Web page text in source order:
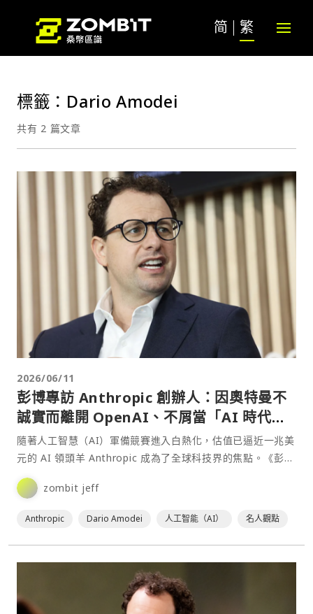
简 繁
標籤：Dario Amodei
共有 2 篇文章
2026/06/11
彭博專訪 Anthropic 創辦人：因奧特曼不
誠實而離開 OpenAI、不屑當「AI 時代的
奧本海默」
隨著人工智慧（AI）軍備競賽進入白熱化，估值已逼近一兆美
元的 AI 領頭羊 Anthropic 成為了全球科技界的焦點。《彭
博》（Bloomberg Origina⋯
zombit jeff
Anthropic Dario Amodei 人工智能（AI） 名人觀點